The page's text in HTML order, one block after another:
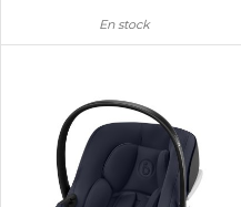
En stock